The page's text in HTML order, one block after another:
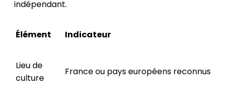
indépendant.
Élément Indicateur
Lieu de
culture
France ou pays européens reconnus